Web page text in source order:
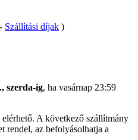
- Szállítási díjak )
szerda-ig, ha vasárnap 23:59
A következő szállítmány
rendel, az befolyásolhatja a